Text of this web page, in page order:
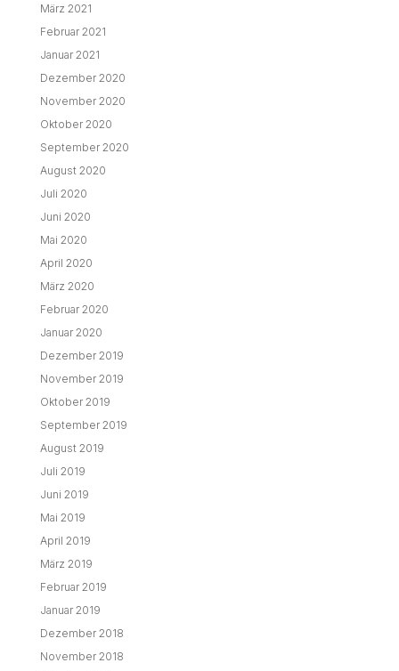
März 2021
Februar 2021
Januar 2021
Dezember 2020
November 2020
Oktober 2020
September 2020
August 2020
Juli 2020
Juni 2020
Mai 2020
April 2020
März 2020
Februar 2020
Januar 2020
Dezember 2019
November 2019
Oktober 2019
September 2019
August 2019
Juli 2019
Juni 2019
Mai 2019
April 2019
März 2019
Februar 2019
Januar 2019
Dezember 2018
November 2018